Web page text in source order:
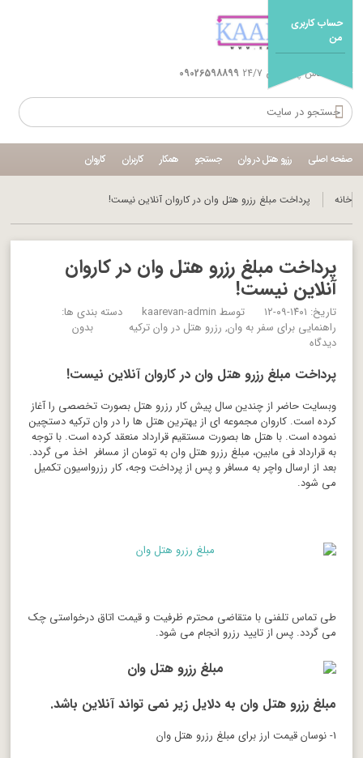
حساب کاربری
من
شماره تماس پشتیبانی 24/7 09026598899
صفحه اصلی رزرو هتل در وان جستجو همکار کاربران کاروان
خانه پرداخت مبلغ رزرو هتل وان در کاروان آنلاین نیست!
پرداخت مبلغ رزرو هتل وان در کاروان
آنلاین نیست!
تاریخ: ۱۴۰۱-۰۹-۱۲ توسط kaarevan-admin
دسته بندی ها:
راهنمایی برای سفر به وان رزرو هتل در وان ترکیه
بدون
دیدگاه
پرداخت مبلغ رزرو هتل وان در کاروان آنلاین نیست!
وبسایت حاضر از چندین سال پیش کار رزرو هتل بصورت تخصصی را آغاز
کرده است. کاروان مجموعه ای از یهترین هتل ها را در وان ترکیه دستچین
نموده است. با هتل ها بصورت مستقیم قرارداد منعقد کرده است. با توجه
به قرارداد فی مابین، مبلغ رزرو هتل وان به تومان از مسافر اخذ می گردد.
بعد از ارسال واچر به مسافر و پس از پرداخت وجه، کار رزرواسیون تکمیل
می شود.
طی تماس تلفنی با متقاضی محترم ظرفیت و قیمت اتاق درخواستی چک
می گردد. پس از تایید رزرو انجام می شود.
مبلغ رزرو هتل وان به دلایل زیر نمی تواند آنلاین باشد.
1- نوسان قیمت ارز برای مبلغ رزرو هتل وان